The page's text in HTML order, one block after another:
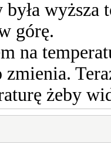
wyższa
górę.
na
zmienia.
żeby